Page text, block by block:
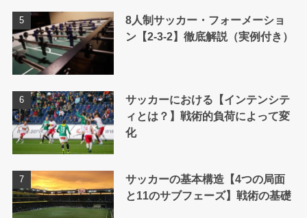
8人制サッカー・フォーメーショ
ン【2-3-2】徹底解説（実例付き）
サッカーにおける【インテンシテ
ィとは？】戦術的負荷によって変
化
サッカーの基本構造【4つの局面
と11のサブフェーズ】戦術の基礎